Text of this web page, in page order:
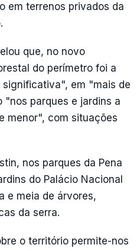
em terrenos privados da
que, no novo
do perímetro foi a
em "mais de
parques e jardins a
menor", com situações
nos parques da Pena
do Palácio Nacional
e meia de árvores,
da serra.
o território permite-nos